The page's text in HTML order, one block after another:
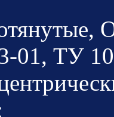
01, ТУ